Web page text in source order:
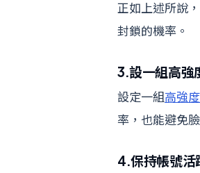
正如上述所說
封鎖的機率。
3.設一組高強
設定一組 高強
率，也能避免
4.保持帳號活